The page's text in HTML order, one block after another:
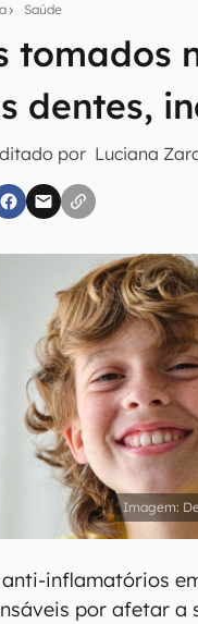
Saúde
tomados
dentes,
por Luciana
do Canaltech e
li, aceito e concordo com os
inflamatórios
por afetar a